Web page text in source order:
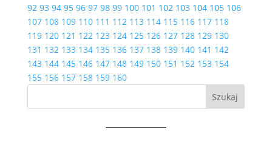
92 93 94 95 96 97 98 99 100 101 102 103 104 105 106
107 108 109 110 111 112 113 114 115 116 117 118
119 120 121 122 123 124 125 126 127 128 129 130
131 132 133 134 135 136 137 138 139 140 141 142
143 144 145 146 147 148 149 150 151 152 153 154
155 156 157 158 159 160
Szukaj